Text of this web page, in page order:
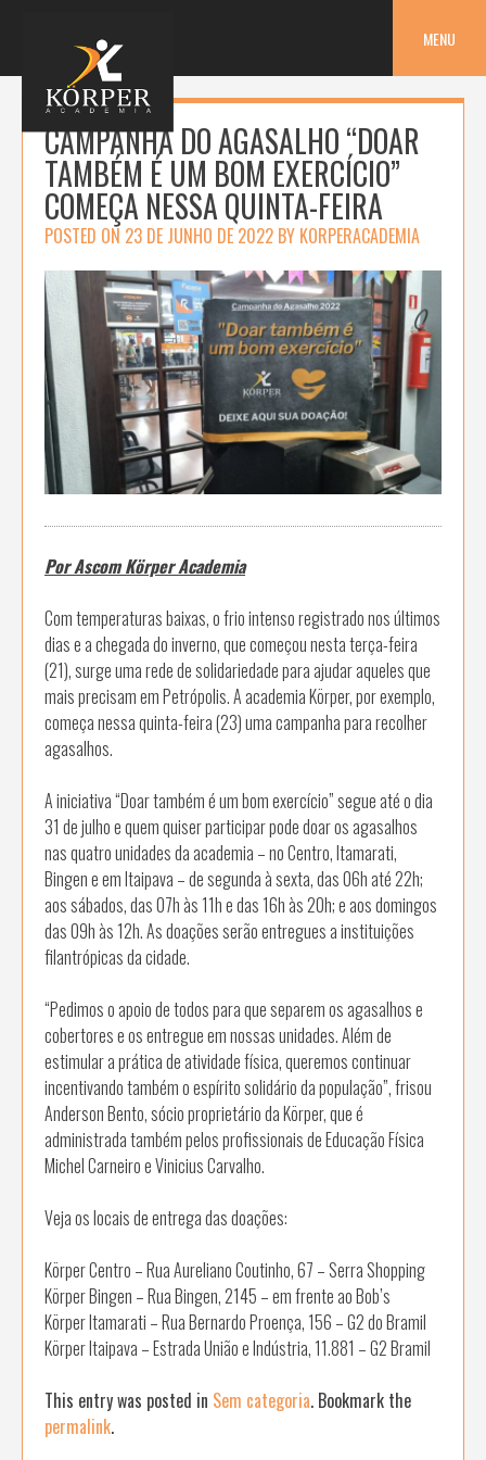
MENU
CAMPANHA DO AGASALHO “DOAR
TAMBÉM É UM BOM EXERCÍCIO”
COMEÇA NESSA QUINTA-FEIRA
POSTED ON 23 DE JUNHO DE 2022 BY KORPERACADEMIA
Por Ascom Körper Academia
Com temperaturas baixas, o frio intenso registrado nos últimos
dias e a chegada do inverno, que começou nesta terça-feira
(21), surge uma rede de solidariedade para ajudar aqueles que
mais precisam em Petrópolis. A academia Körper, por exemplo,
começa nessa quinta-feira (23) uma campanha para recolher
agasalhos.
A iniciativa “Doar também é um bom exercício” segue até o dia
31 de julho e quem quiser participar pode doar os agasalhos
nas quatro unidades da academia – no Centro, Itamarati,
Bingen e em Itaipava – de segunda à sexta, das 06h até 22h;
aos sábados, das 07h às 11h e das 16h às 20h; e aos domingos
das 09h às 12h. As doações serão entregues a instituições
filantrópicas da cidade.
“Pedimos o apoio de todos para que separem os agasalhos e
cobertores e os entregue em nossas unidades. Além de
estimular a prática de atividade física, queremos continuar
incentivando também o espírito solidário da população”, frisou
Anderson Bento, sócio proprietário da Körper, que é
administrada também pelos profissionais de Educação Física
Michel Carneiro e Vinicius Carvalho.
Veja os locais de entrega das doações:
Körper Centro – Rua Aureliano Coutinho, 67 – Serra Shopping
Körper Bingen – Rua Bingen, 2145 – em frente ao Bob’s
Körper Itamarati – Rua Bernardo Proença, 156 – G2 do Bramil
Körper Itaipava – Estrada União e Indústria, 11.881 – G2 Bramil
This entry was posted in Sem categoria. Bookmark the
permalink.